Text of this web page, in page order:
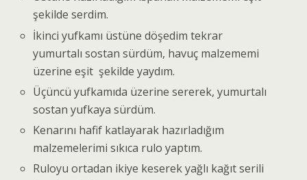
şekilde serdim.
İkinci yufkamı üstüne döşedim tekrar
yumurtalı sostan sürdüm, havuç malzememi
üzerine eşit şekilde yaydım.
Üçüncü yufkamıda üzerine sererek, yumurtalı
sostan yufkaya sürdüm.
Kenarını hafif katlayarak hazırladığım
malzemelerimi sıkıca rulo yaptım.
Ruloyu ortadan ikiye keserek yağlı kağıt serili